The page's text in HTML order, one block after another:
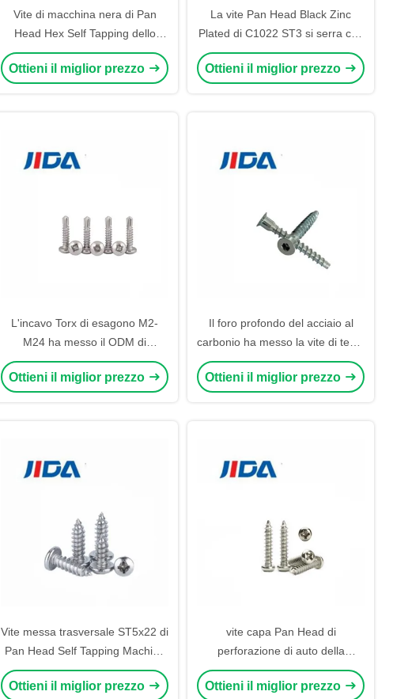
Vite di macchina nera di Pan
Head Hex Self Tapping dello
zinco ST4x12
Ottieni il miglior prezzo
La vite Pan Head Black Zinc
Plated di C1022 ST3 si serra con
la coda trasversale di fresatura
della scanalatura del cuscinetto
Ottieni il miglior prezzo
L'incavo Torx di esagono M2-
M24 ha messo il ODM di
spillatura della testa della
rondella della vite di macchina di
Ottieni il miglior prezzo
Il foro profondo del acciaio al
carbonio ha messo la vite di testa
di incavo della sfortuna di
Confirmat M3x16 per legno
Ottieni il miglior prezzo
Vite messa trasversale ST5x22 di
Pan Head Self Tapping Machine
per plastica
Ottieni il miglior prezzo
vite capa Pan Head di
perforazione di auto della
rondella della sfortuna messa
incrocio della vite ST5 di 22mm
Ottieni il miglior prezzo